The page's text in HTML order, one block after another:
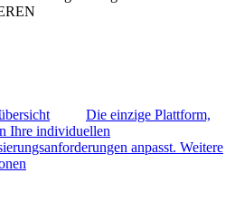
Die einzige Plattform,
Ihre individuellen
anpasst. Weitere